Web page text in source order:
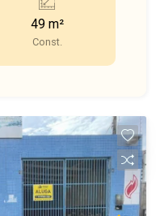
49 m²
Const.